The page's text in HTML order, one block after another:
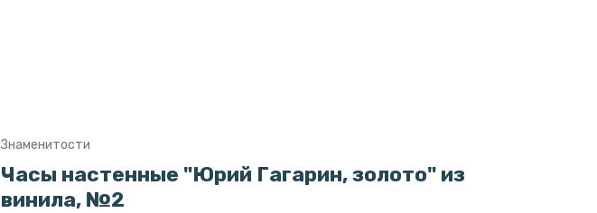
Знаменитости
Часы настенные "Юрий Гагарин, золото" из
винила, №2